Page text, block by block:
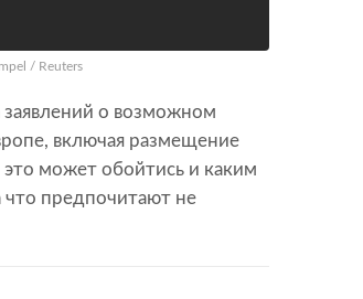
/ Reuters
о возможном
включая размещение
может обойтись и каким
что предпочитают не